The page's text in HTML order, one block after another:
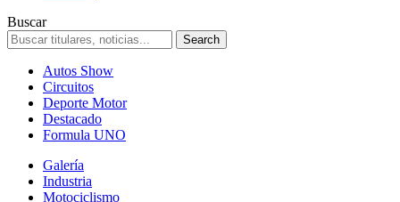
Buscar
Autos Show
Circuitos
Deporte Motor
Destacado
Formula UNO
Galería
Industria
Motociclismo